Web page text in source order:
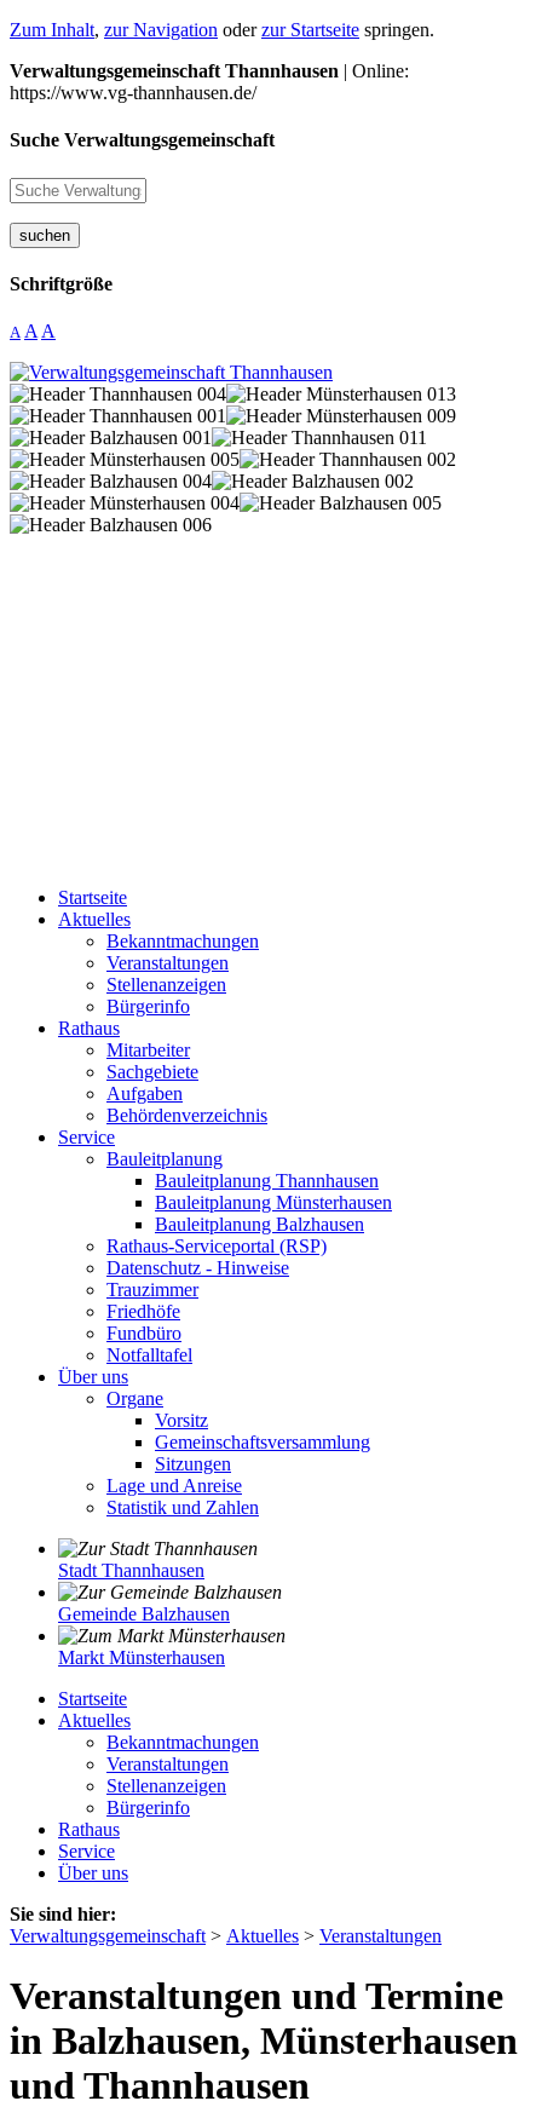
Zum Inhalt, zur Navigation oderzur Startseite springen.
Verwaltungsgemeinschaft Thannhausen | Online:
https://www.vg-thannhausen.de/
Suche Verwaltungsgemeinschaft
suchen
Schriftgröße
A A A
Startseite
Aktuelles
Bekanntmachungen
Veranstaltungen
Stellenanzeigen
Bürgerinfo
Rathaus
Mitarbeiter
Sachgebiete
Aufgaben
Behördenverzeichnis
Service
Bauleitplanung
Bauleitplanung Thannhausen
Bauleitplanung Münsterhausen
Bauleitplanung Balzhausen
Rathaus-Serviceportal (RSP)
Datenschutz - Hinweise
Trauzimmer
Friedhöfe
Fundbüro
Notfalltafel
Über uns
Organe
Vorsitz
Gemeinschaftsversammlung
Sitzungen
Lage und Anreise
Statistik und Zahlen
Stadt Thannhausen
Gemeinde Balzhausen
Markt Münsterhausen
Startseite
Aktuelles
Bekanntmachungen
Veranstaltungen
Stellenanzeigen
Bürgerinfo
Rathaus
Service
Über uns
Sie sind hier:
Verwaltungsgemeinschaft > Aktuelles > Veranstaltungen
Veranstaltungen und Termine
in Balzhausen, Münsterhausen
und Thannhausen